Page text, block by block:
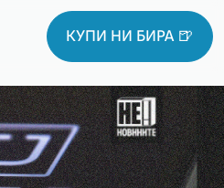
КУПИ НИ БИРА 🍺